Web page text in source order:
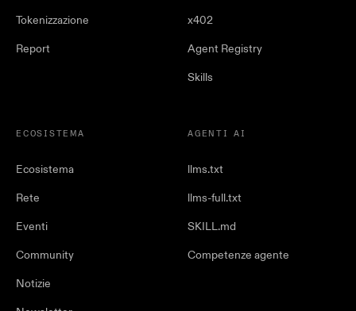
Tokenizzazione
Report
x402
Agent Registry
Skills
ECOSISTEMA
Ecosistema
Rete
Eventi
Community
Notizie
AGENTI AI
llms.txt
llms-full.txt
SKILL.md
Competenze agente